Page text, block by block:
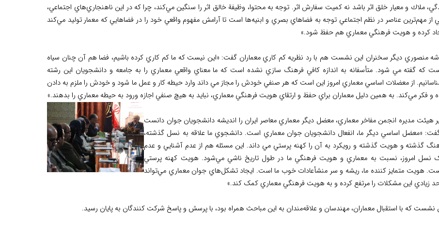
ملاك و معيار خلق اثر باشد نه كميت سفارش اثر. توجه به محتوا، وظيفة خالق اثر را سنگين مي‌كند، چرا كه در اين نا‌هنجاري‌هاي اجتماعي،
از مهم‌ترين عناصر در نظم اجتماعي توجه به فضاهاي بصري و ابنيه‌ها است تا آرامش مفهوم واقعي خود را در فضاهايي كه معمار توليد مي‌كند
کرده و هويت فرهنگي معماري هم حفظ شود.»
منصوري ديگر سخنران اين نشست هم با رد نظريه کم کاري معماران گفت: «اين نيست که ما کم کاري کرده باشيم، فضا هم آن چنان سياه
که گفته مي شود. متأسفانه به اندازه کافي فرهنگ سازي نشده است که ما معناي واقعي معماري را به جامعه و دانشجويان اين رشته
از معضلات اساسي معماري امروز اين است که هر صنفي خودش را مجاز مي داند وارد حيطه کار و عمل ما شود و خودش را ملزم به دادن
و فکر مي‌کند. به همين دليل معماران براي حفظ و ارتقاي هويت فرهنگي معماري، نبايد به هيچ صنفي اجازه ورود به حيطه معماري را بدهند.»
هيئت مديره انجمن مفاخر معماري، معضل ديگر معماري معاصر ايران را انديشه دانشجويان جوان دانست
«معضل اساسي ديگر ما، انفعال دانشجويان جوان معماري است. دانشجوي ما علاقه به نسل گذشته،
گذشته و هويت گذشته و رويکرد به آن را کهنه پرستي مي داند. اين مسئله هم از عدم آشنايي و عدم
نسل امروز، نسبت به معماري و هويت فرهنگي ما در طول تاريخ ناشي مي‌شود. هويت کهنه پرستي
هويت متمايز کننده ما، ريشه و سر منشأعادات خوب ما است. ايجاد تشکل‌هاي جوان معماري مي‌تواند
زيادي اين مشکلات را مرتفع کرده و به هويت فرهنگي معماري کمک کند.»
نشست كه با استقبال معماران، مهندسان و علاقه‌مندان به اين مباحث همراه بود، با پرسش و پاسخ شركت كنندگان به پايان رسيد.